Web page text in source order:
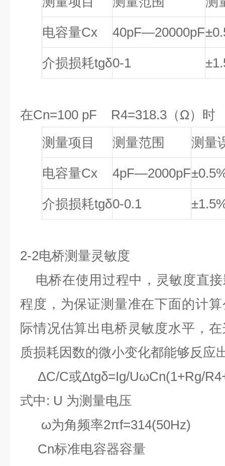
电容量Cx 40pF—20000pF
介损损耗tgδ0-1
在Cn=100 pF R4=318.3（Ω）时
测量项目
测量范围 测量
电容量Cx 4pF—2000pF
介损损耗tgδ0-0.1
2-2电桥测量灵敏度
电桥在使用过程中，灵敏度直
程度，为保证测量准在下面的计
际情况估算出电桥灵敏度水平，
质损耗因数的微小变化都能够反应
ΔC/C或Δtgδ=Ig/UωCn(1+Rg/
式中: U 为测量电压
ω为角频率
Cn标准电容器容量